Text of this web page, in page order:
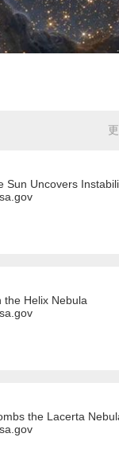
Sun Uncovers
the Helix Nebula
the Lacerta